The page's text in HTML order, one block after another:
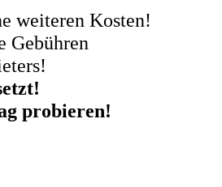
weiteren Kosten!
Gebühren
probieren!